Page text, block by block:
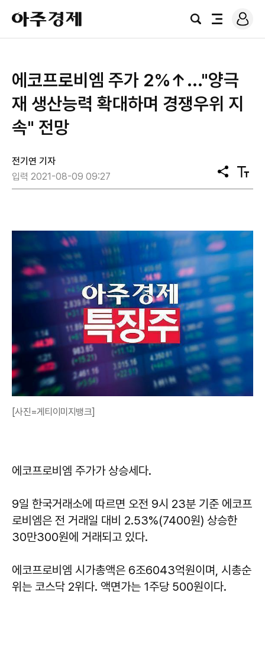
아
주
경
검
전
로
그
에코프로비엠 주가 2%↑..."양극
재 생산능력 확대하며 경쟁우위 지
속" 전망
전기연 기자
입력 2021-08-09 09:27
공
유
텍
스
[사진=게티이미지뱅크]
에코프로비엠 주가가 상승세다.
9일 한국거래소에 따르면 오전 9시 23분 기준 에코프
로비엠은 전 거래일 대비 2.53%(7400원) 상승한
30만300원에 거래되고 있다.
에코프로비엠 시가총액은 6조6043억원이며, 시총순
위는 코스닥 2위다. 액면가는 1주당 500원이다.